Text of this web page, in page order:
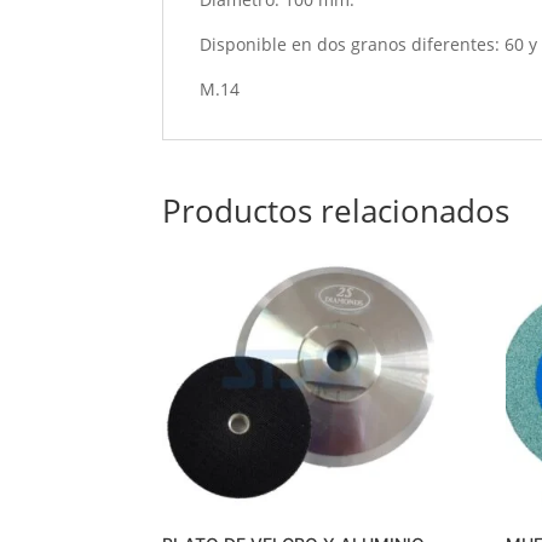
Disponible en dos granos diferentes: 60 y
M.14
Productos relacionados